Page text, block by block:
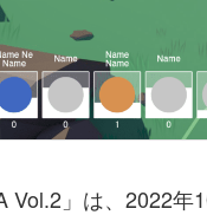
Vol.2」は、2022年